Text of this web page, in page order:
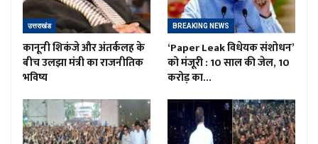
उत्तराखंड
कानूनी शिकंजे और अंतर्कलह के
बीच उलझा मंत्री का राजनीतिक
भविष्य
BREAKING NEWS
‘Paper Leak विधेयक संशोधन’
को मंजूरी : 10 साल की जेल, 10
करोड़ का…